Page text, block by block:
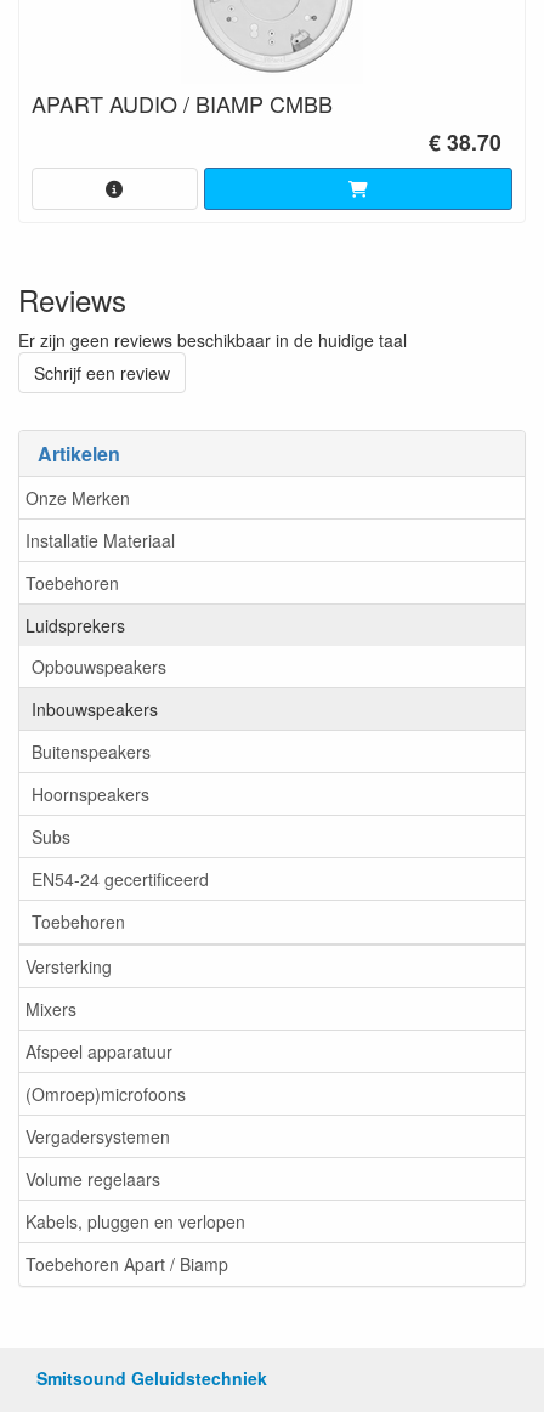
Artikelen
Onze Merken
Installatie Materiaal
Toebehoren
Luidsprekers
Opbouwspeakers
Inbouwspeakers
Buitenspeakers
Hoornspeakers
Subs
EN54-24 gecertificeerd
Toebehoren
Versterking
Mixers
Afspeel apparatuur
(Omroep)microfoons
Vergadersystemen
Volume regelaars
Kabels, pluggen en verlopen
Toebehoren Apart / Biamp
APART AUDIO / BIAMP CMBB
€ 38.70
Reviews
Er zijn geen reviews beschikbaar in de huidige taal
Schrijf een review
Smitsound Geluidstechniek